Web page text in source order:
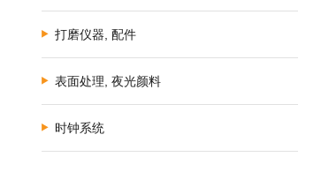
打磨仪器, 配件
表面处理, 夜光颜料
时钟系统